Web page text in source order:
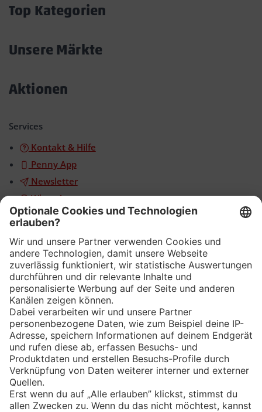
Top Kategorien
Unsere Märkte
Aktionen
Services
Kontakt & Hilfe
Penny App
Newsletter
WhatsApp
App